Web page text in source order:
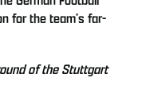
for the team’s far-
of the Stuttgart